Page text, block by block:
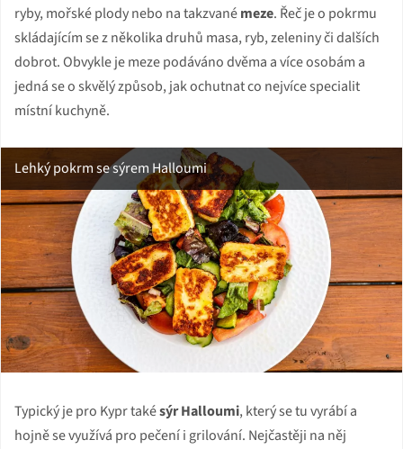
ryby, mořské plody nebo na takzvanémeze. Řeč je o pokrmu
skládajícím se z několika druhů masa, ryb, zeleniny či dalších
dobrot. Obvykle je meze podáváno dvěma a více osobám a
jedná se o skvělý způsob, jak ochutnat co nejvíce specialit
místní kuchyně.
Lehký pokrm se sýrem Halloumi
Typický je pro Kypr takésýr Halloumi, který se tu vyrábí a
hojně se využívá pro pečení i grilování. Nejčastěji na něj